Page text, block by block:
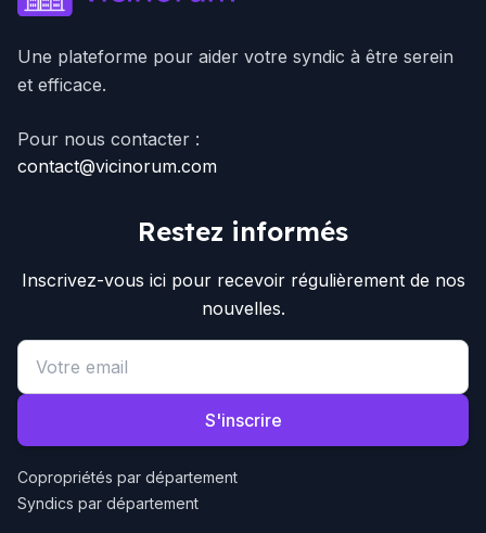
Une plateforme pour aider votre syndic à être serein
et efficace.
Pour nous contacter :
contact@vicinorum.com
Restez informés
Inscrivez-vous ici pour recevoir régulièrement de nos
nouvelles.
Email address
S'inscrire
Copropriétés par département
Syndics par département